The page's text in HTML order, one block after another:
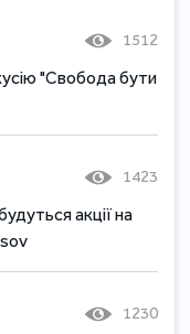
1512
"Свобода бути
1423
акції на
1230